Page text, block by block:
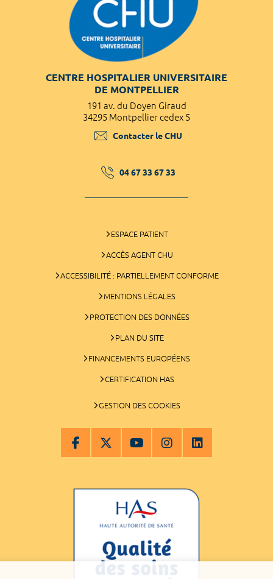
CENTRE HOSPITALIER UNIVERSITAIRE
DE MONTPELLIER
191 av. du Doyen Giraud
34295 Montpellier cedex 5
Contacter le CHU
04 67 33 67 33
ESPACE PATIENT
ACCÈS AGENT CHU
ACCESSIBILITÉ : PARTIELLEMENT CONFORME
MENTIONS LÉGALES
PROTECTION DES DONNÉES
PLAN DU SITE
FINANCEMENTS EUROPÉENS
CERTIFICATION HAS
GESTION DES COOKIES